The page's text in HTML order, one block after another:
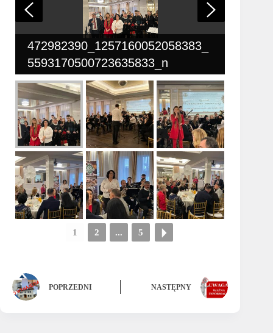
472982390_1257160052058383_
5593170500723635833_n
1 2 ... 5
POPRZEDNI NASTĘPNY